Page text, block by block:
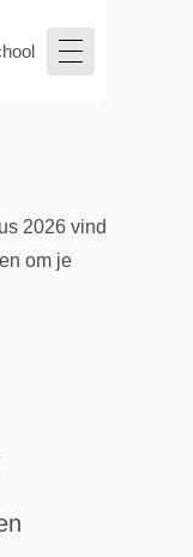
2026 vind
om je